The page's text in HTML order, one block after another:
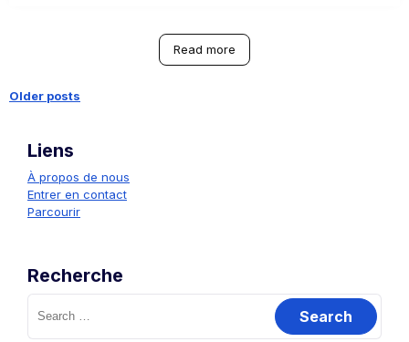
Read more
Posts
navigation
Older posts
Liens
À propos de nous
Entrer en contact
Parcourir
Recherche
Search
for: